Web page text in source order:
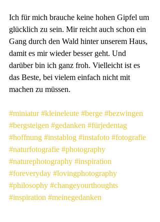
Ich für mich brauche keine hohen Gipfel um
glücklich zu sein. Mir reicht auch schon ein
Gang durch den Wald hinter unserem Haus,
damit es mir wieder besser geht. Und
darüber bin ich ganz froh. Vielleicht ist es
das Beste, bei vielem einfach nicht mit
machen zu müssen.
#miniatur #kleineleute #berge #bezwingen
#bergsteigen #gedanken #fürjedentag
#hoffnung #instablog #instafoto #fotografie
#naturfotografie #photography
#naturephotography #inspiration
#foreveryday #lovingphotography
#philosophy #changeyourthoughts
#inspiration #meinegedanken